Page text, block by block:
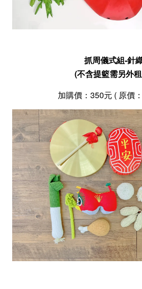
抓周儀式組-針
(不含提籃需另外
加購價 ：350元 ( 原價